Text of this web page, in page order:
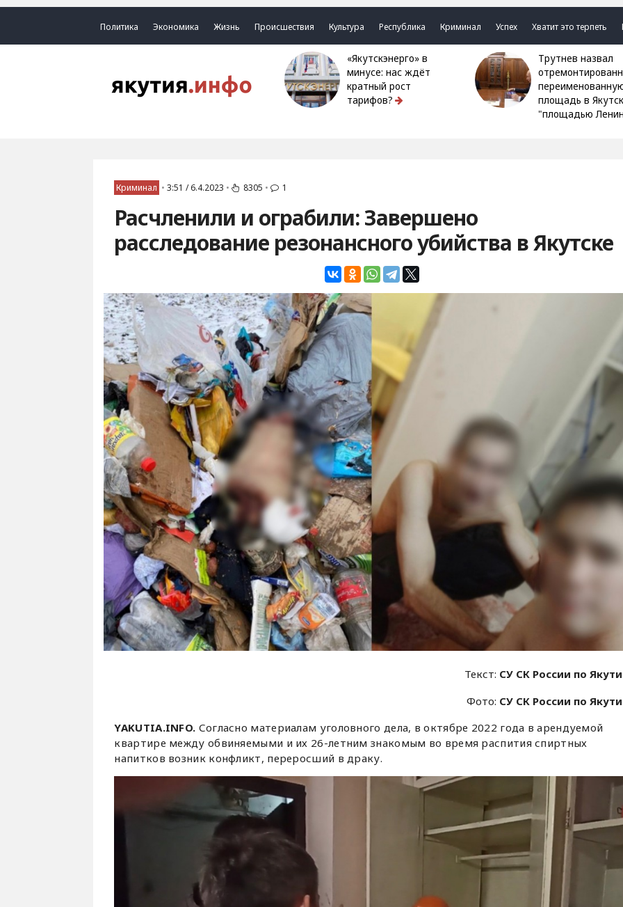
Политика Экономика Жизнь Происшествия Культура Республика Криминал Успех Хватит это терпеть
«Якутскэнерго» в
минусе: нас ждёт
кратный рост
тарифов?
Трутнев назвал
площадь в
"площадью
Криминал • 3:51 / 6.4.2023 • 8305 • 1
Расчленили и ограбили: Завершено
расследование резонансного убийства в Якутске
Текст: СУ СК России по
Фото: СУ СК России по
YAKUTIA.INFO. Согласно материалам уголовного дела, в октябре 2022 года в арендуемой
квартире между обвиняемыми и их 26-летним знакомым во время распития спиртных
напитков возник конфликт, переросший в драку.